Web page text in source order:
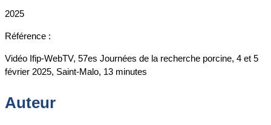
2025
Référence :
Vidéo Ifip-WebTV, 57es Journées de la recherche porcine, 4 et 5
février 2025, Saint-Malo, 13 minutes
Auteur